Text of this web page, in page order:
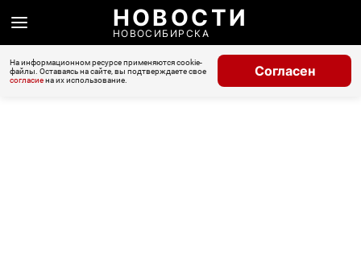
НОВОСТИ
НОВОСИБИРСКА
На информационном ресурсе применяются cookie-
файлы. Оставаясь на сайте, вы подтверждаете свое
согласиена их использование.
Согласен